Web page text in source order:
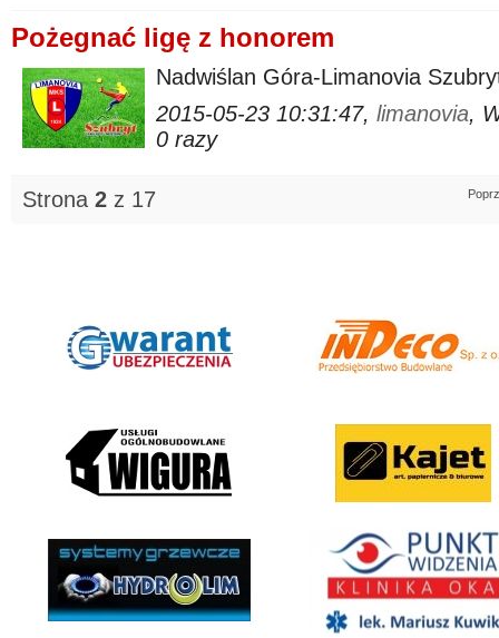
Pożegnać ligę z honorem
Nadwiślan Góra-Limanovia
2015-05-23 10:31:47, limanovia,
0 razy
Strona 2 z 17